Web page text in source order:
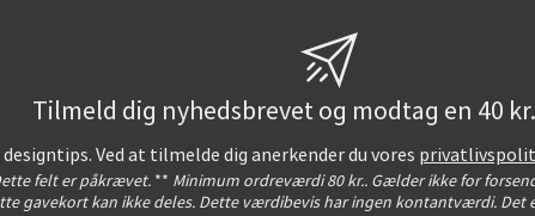
Tilmeld dig nyhedsbrevet og modtag en 40
Ved at tilmelde dig anerkender du vores
felt er påkrævet. ** Minimum ordreværdi 80 kr.. Gælder ikke for
gavekort kan ikke deles. Dette værdibevis har ingen kontantværdi. Det